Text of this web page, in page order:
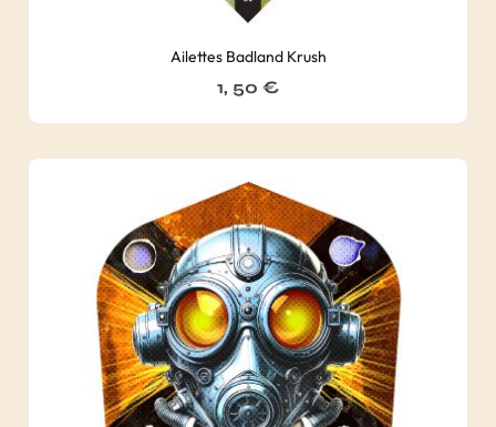
Ailettes Badland Krush
1, 50 €